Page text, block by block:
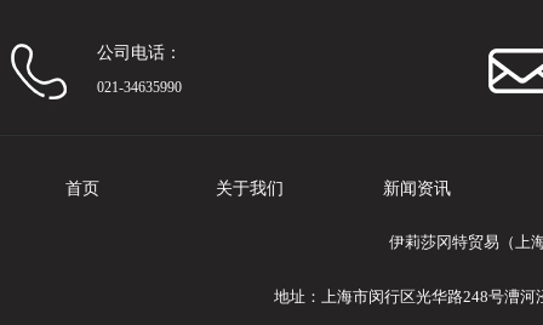
公司电话：
021-34635990
首页 关于我们 新闻资讯
伊莉莎冈特贸易（上
地址：上海市闵行区光华路248号漕